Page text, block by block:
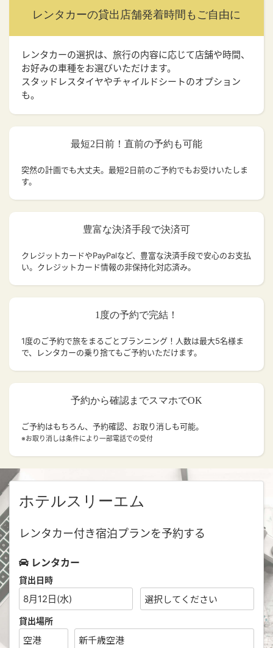
レンタカーの貸出店舗発着時間もご自由に
レンタカーの選択は、旅行の内容に応じて店舗や時間、
お好みの車種をお選びいただけます。
スタッドレスタイヤやチャイルドシートのオプション
も。
最短2日前！直前の予約も可能
突然の計画でも大丈夫。 最短2日前のご予約でもお受けいたしま
す。
豊富な決済手段で決済可
クレジットカードやPayPalなど、豊富な決済手段で安心のお支払
い。クレジットカード情報の非保持化対応済み。
1度の予約で完結！
1度のご予約で旅をまるごとプランニング！人数は最大5名様ま
で、レンタカーの乗り捨てもご予約いただけます。
予約から確認までスマホでOK
ご予約はもちろん、予約確認、お取り消しも可能。
※お取り消しは条件により一部電話での受付
ホテルスリーエム
レンタカー付き宿泊プランを予約する
レンタカー
貸出日時
8月12日(水)
貸出場所